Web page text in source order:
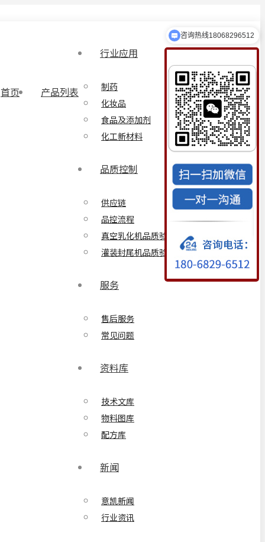
首页 产品列表
行业应用
制药
化妆品
食品及添加剂
化工新材料
品质控制
供应链
品控流程
真空乳化机品质验证方案
灌装封尾机品质验证方案
服务
售后服务
常见问题
资料库
技术文库
物料图库
配方库
新闻
意凯新闻
行业资讯
乳化设备定制